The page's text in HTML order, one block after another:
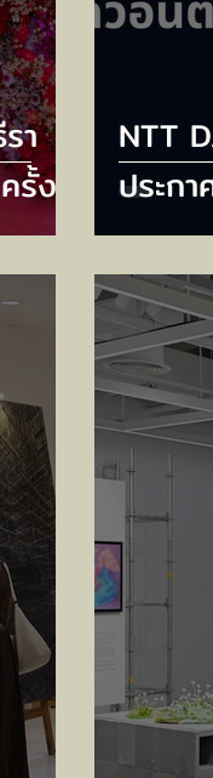
า
รั้ง
NTT
ประก
โลก เ
ปลอด
ยุควค